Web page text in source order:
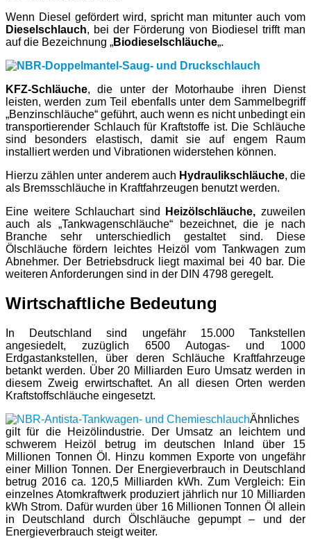
Wenn Diesel gefördert wird, spricht man mitunter auch vom
Dieselschlauch, bei der Förderung von Biodiesel trifft man
auf die Bezeichnung „Biodieselschläuche„.
KFZ-Schläuche, die unter der Motorhaube ihren Dienst
leisten, werden zum Teil ebenfalls unter dem Sammelbegriff
„Benzinschläuche“ geführt, auch wenn es nicht unbedingt ein
transportierender Schlauch für Kraftstoffe ist. Die Schläuche
sind besonders elastisch, damit sie auf engem Raum
installiert werden und Vibrationen widerstehen können.
Hierzu zählen unter anderem auch Hydraulikschläuche, die
als Bremsschläuche in Kraftfahrzeugen benutzt werden.
Eine weitere Schlauchart sind
Heizölschläuche, zuweilen
auch als „Tankwagenschläuche“ bezeichnet, die je nach
Branche sehr unterschiedlich gestaltet sind. Diese
Ölschläuche fördern leichtes Heizöl vom Tankwagen zum
Abnehmer. Der Betriebsdruck liegt maximal bei 40 bar. Die
weiteren Anforderungen sind in der DIN 4798 geregelt.
Wirtschaftliche Bedeutung
In Deutschland sind ungefähr 15.000 Tankstellen
angesiedelt, zuzüglich 6500 Autogas- und 1000
Erdgastankstellen, über deren Schläuche Kraftfahrzeuge
betankt werden. Über 20 Milliarden Euro Umsatz werden in
diesem Zweig erwirtschaftet. An all diesen Orten werden
Kraftstoffschläuche eingesetzt.
Ähnliches
gilt für die Heizölindustrie. Der Umsatz an leichtem und
schwerem Heizöl betrug im deutschen Inland über 15
Millionen Tonnen Öl. Hinzu kommen Exporte von ungefähr
einer Million Tonnen. Der Energieverbrauch in Deutschland
betrug 2016 ca. 120,5 Milliarden kWh. Zum Vergleich: Ein
einzelnes Atomkraftwerk produziert jährlich nur 10 Milliarden
kWh Strom. Dafür wurden über 16 Millionen Tonnen Öl allein
in Deutschland durch Ölschläuche gepumpt – und der
Energieverbrauch steigt weiter.